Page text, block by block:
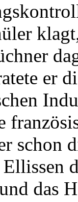
er
schon
das